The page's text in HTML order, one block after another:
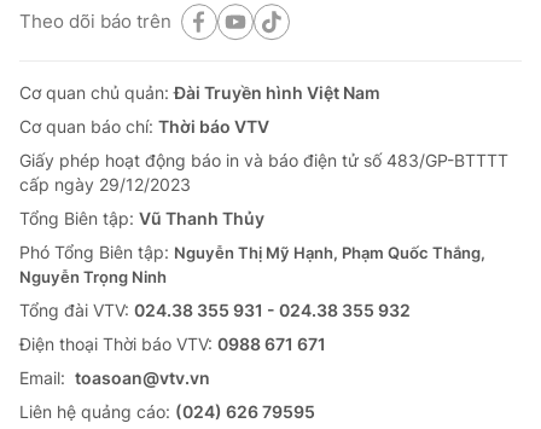
Theo dõi báo trên
Cơ quan chủ quản:Đài Truyền hình Việt Nam
Cơ quan báo chí: Thời báo VTV
Giấy phép hoạt động báo in và báo điện tử số 483/GP-BTTTT
cấp ngày 29/12/2023
Tổng Biên tập: Vũ Thanh Thủy
Phó Tổng Biên tập: Nguyễn Thị Mỹ Hạnh, Phạm Quốc Thắng,
Nguyễn Trọng Ninh
Tổng đài VTV: 024.38 355 931 - 024.38 355 932
Ðiện thoại Thời báo VTV: 0988 671 671
Email: toasoan@vtv.vn
Liên hệ quảng cáo: (024) 626 79595